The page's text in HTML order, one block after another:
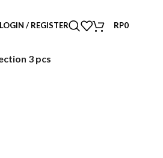
LOGIN / REGISTER RP0
3 pcs